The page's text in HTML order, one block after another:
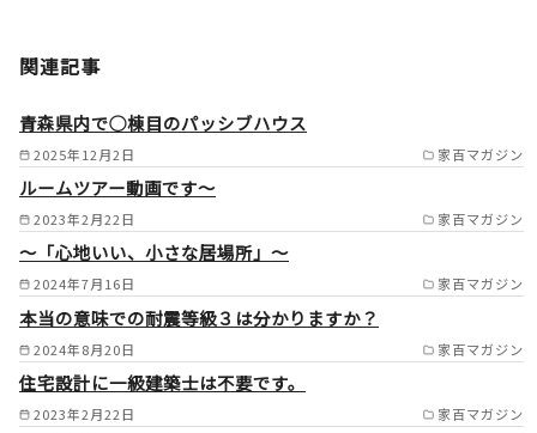
守山市/栗東市/草津市/甲賀市/
湖南市/大津市/高島市/甲良町/
豊郷町/愛荘町/竜王町/日野町 /
関連記事
2025年12月2日 家百マガジン
青森県内で◯棟目のパッシブハウス
2023年2月22日 家百マガジン
ルームツアー動画です～
2024年7月16日 家百マガジン
～「心地いい、小さな居場所」～
2024年8月20日 家百マガジン
本当の意味での耐震等級３は分かりますか？
2023年2月22日 家百マガジン
住宅設計に一級建築士は不要です。